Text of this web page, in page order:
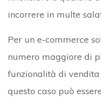
incorrere in multe
Per un e-commerce
numero maggiore di
funzionalità di
questo caso può